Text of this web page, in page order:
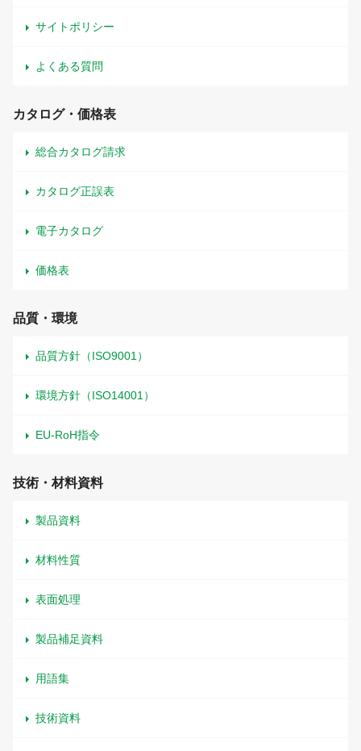
サイトポリシー
よくある質問
カタログ・価格表
総合カタログ請求
カタログ正誤表
電子カタログ
価格表
品質・環境
品質方針（ISO9001）
環境方針（ISO14001）
EU-RoH指令
技術・材料資料
製品資料
材料性質
表面処理
製品補足資料
用語集
技術資料